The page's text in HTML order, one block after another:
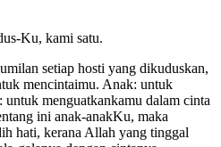
Ku, kami satu.
setiap hosti yang dikuduskan,
mencintaimu. Anak: untuk
menguatkankamu dalam cinta
ini anak-anakKu, maka
hati, kerana Allah yang tinggal